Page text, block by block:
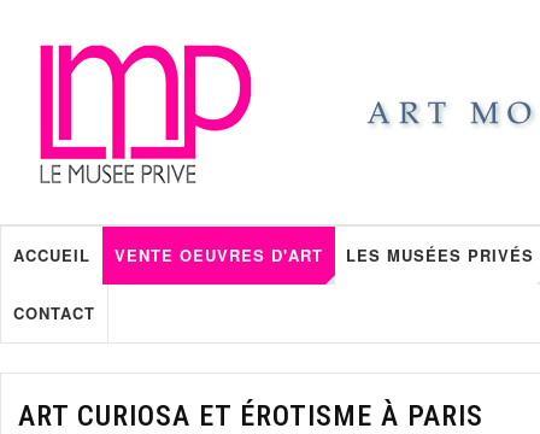
ACCUEIL VENTE OEUVRES D'ART LES MUSÉES PRIVÉS
CONTACT
ART CURIOSA ET ÉROTISME À PARIS